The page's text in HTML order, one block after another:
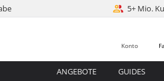
5+ Mio.
Konto
ANGEBOTE GUIDES